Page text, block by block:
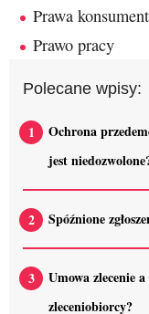
Prawa
Prawo pracy
Polecane wpisy:
Ochrona
jest
Spóźnione
Umowa zlecenie
zleceniobiorcy?